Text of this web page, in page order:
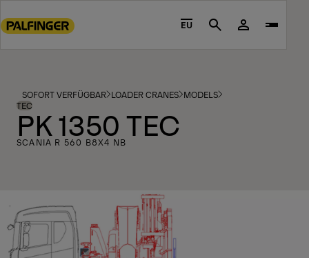
to
footer
content
EU Search
SOFORT VERFÜGBAR LOADER CRANES MODELS
TEC
PK 1350 TEC
SCANIA R 560 B8X4 NB